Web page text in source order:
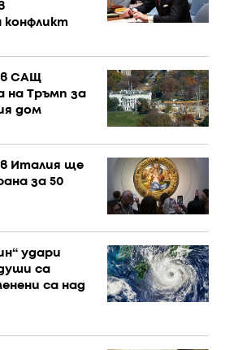
в САЩ
на Тръмп за
дом
в Италия ще
за 50
удари
са
са над